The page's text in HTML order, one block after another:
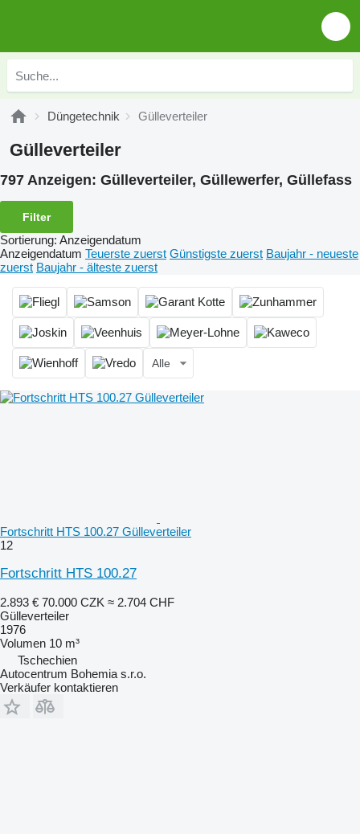
Düngetechnik Gülleverteiler
Gülleverteiler
797 Anzeigen: Gülleverteiler, Güllewerfer, Güllefass
Filter
Sortierung: Anzeigendatum
Anzeigendatum Teuerste zuerst Günstigste zuerst Baujahr - neueste
zuerst Baujahr - älteste zuerst
Alle
Fortschritt HTS 100.27 Gülleverteiler
12
Fortschritt HTS 100.27
2.893 € 70.000 CZK ≈ 2.704 CHF
Gülleverteiler
1976
Volumen 10 m³
Tschechien
Autocentrum Bohemia s.r.o.
Verkäufer kontaktieren